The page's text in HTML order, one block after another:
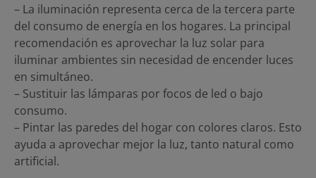
– La iluminación representa cerca de la tercera parte
del consumo de energía en los hogares. La principal
recomendación es aprovechar la luz solar para
iluminar ambientes sin necesidad de encender luces
en simultáneo.
– Sustituir las lámparas por focos de led o bajo
consumo.
– Pintar las paredes del hogar con colores claros. Esto
ayuda a aprovechar mejor la luz, tanto natural como
artificial.